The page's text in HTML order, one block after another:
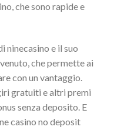
che sono rapide e
ninecasino e il suo
che permette ai
con un vantaggio.
gratuiti e altri premi
senza deposito. E
casino no deposit